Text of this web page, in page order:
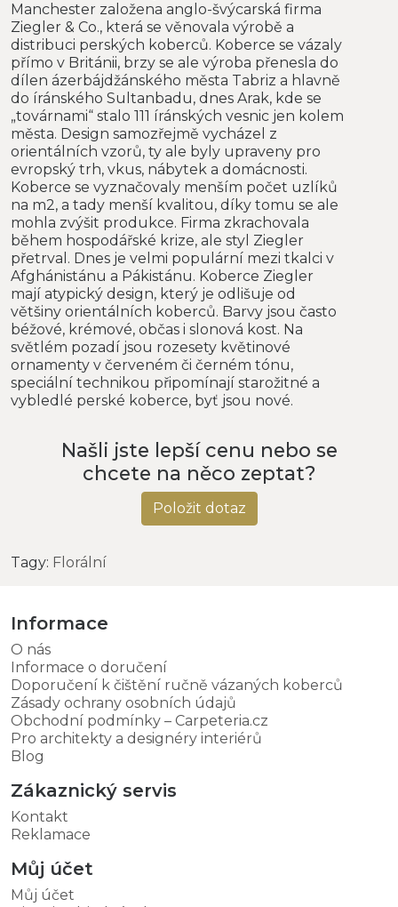
Manchester založena anglo-švýcarská firma
Ziegler & Co., která se věnovala výrobě a
distribuci perských koberců. Koberce se vázaly
přímo v Británii, brzy se ale výroba přenesla do
dílen ázerbájdžánského města Tabriz a hlavně
do íránského Sultanbadu, dnes Arak, kde se
„továrnami“ stalo 111 íránských vesnic jen kolem
města. Design samozřejmě vycházel z
orientálních vzorů, ty ale byly upraveny pro
evropský trh, vkus, nábytek a domácnosti.
Koberce se vyznačovaly menším počet uzlíků
na m2, a tady menší kvalitou, díky tomu se ale
mohla zvýšit produkce. Firma zkrachovala
během hospodářské krize, ale styl Ziegler
přetrval. Dnes je velmi populární mezi tkalci v
Afghánistánu a Pákistánu. Koberce Ziegler
mají atypický design, který je odlišuje od
většiny orientálních koberců. Barvy jsou často
béžové, krémové, občas i slonová kost. Na
světlém pozadí jsou rozesety květinové
ornamenty v červeném či černém tónu,
speciální technikou připomínají starožitné a
vybledlé perské koberce, byť jsou nové.
Našli jste lepší cenu nebo se
chcete na něco zeptat?
Položit dotaz
Tagy: Florální
Informace
O nás
Informace o doručení
Doporučení k čištění ručně vázaných koberců
Zásady ochrany osobních údajů
Obchodní podmínky – Carpeteria.cz
Pro architekty a designéry interiérů
Blog
Zákaznický servis
Kontakt
Reklamace
Můj účet
Můj účet